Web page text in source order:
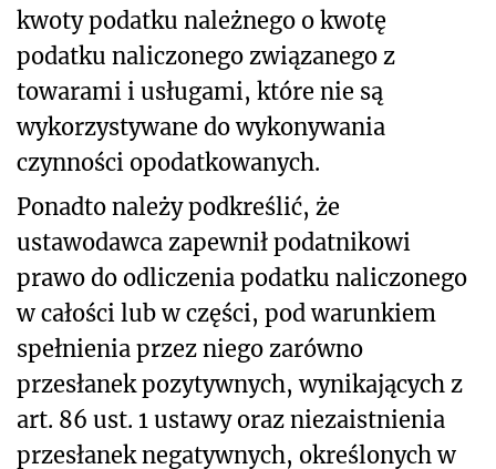
kwoty podatku należnego o kwotę
podatku naliczonego związanego z
towarami i usługami, które nie są
wykorzystywane do wykonywania
czynności opodatkowanych.
Ponadto należy podkreślić, że
ustawodawca zapewnił podatnikowi
prawo do odliczenia podatku naliczonego
w całości lub w części, pod warunkiem
spełnienia przez niego zarówno
przesłanek pozytywnych, wynikających z
art. 86 ust. 1 ustawy oraz niezaistnienia
przesłanek negatywnych, określonych w